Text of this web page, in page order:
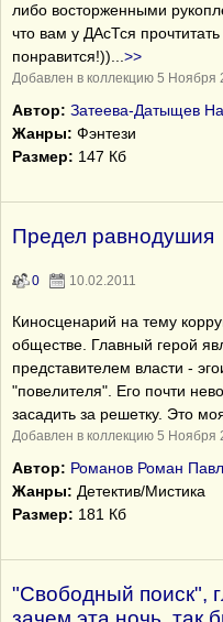
либо восторженными
что вам у ДАсТся
понравится!))
>>
Добавлен в коллекцию 5 Ноября
Автор: Затеева-Датыщев
Жанры: Фэнтези
Размер: 147 Кб
Предел равнодушия
0 10.02.2011
Киносценарий на тему
обществе. Главный герой
представителем власти -
"повелителя". Его почти
засадить за решетку. Это
Добавлен в коллекцию 5 Ноября
Автор: Романов Роман
Жанры: Детектив/Мистика
Размер: 181 Кб
"Свободный поиск",